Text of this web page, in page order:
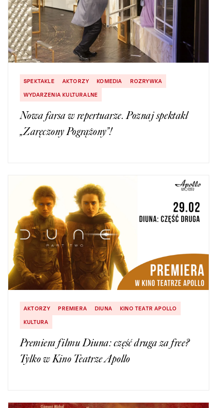
SPEKTAKLE AKTORZY KOMEDIA
ROZRYWKA
WYDARZENIA KULTURALNE
Nowa farsa w repertuarze. Poznaj spektakl
„Zaręczony Pogrążony”!
AKTORZY PREMIERA DIUNA
KINO TEATR APOLLO
KULTURA
Premiera filmu Diuna: część druga za free?
Tylko w Kino Teatrze Apollo